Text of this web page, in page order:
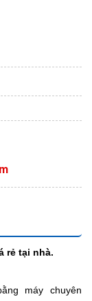
rẻ tại nhà.
máy chuyên